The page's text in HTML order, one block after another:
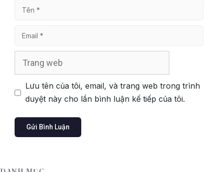
Tên
Email
Lưu tên của tôi, email, và trang web trong trình
duyệt này cho lần bình luận kế tiếp của tôi.